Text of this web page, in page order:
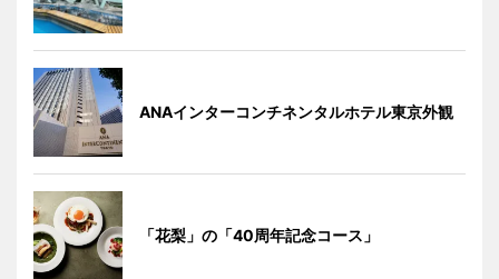
ANAインターコンチネンタルホテル東京外観
「花梨」の「40周年記念コース」